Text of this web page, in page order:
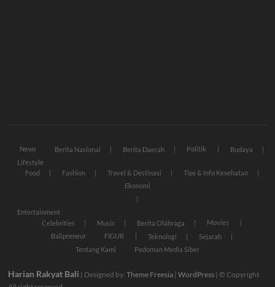
News Berita Nasional Berita Daerah Politik
Budaya
Lifestyle
Food
Fashion Travel & Destinasi
Tips & Info Kesehatan
Ekonomi
Entertainment
Celebrities
Music Berita Olahraga
Movies
Balipreneur
FIGUR Teknologi
Sejarah
Tentang Kami
Pedoman Media Siber
Harian Rakyat Bali | Designed by:Theme Freesia |WordPress | © Copyright